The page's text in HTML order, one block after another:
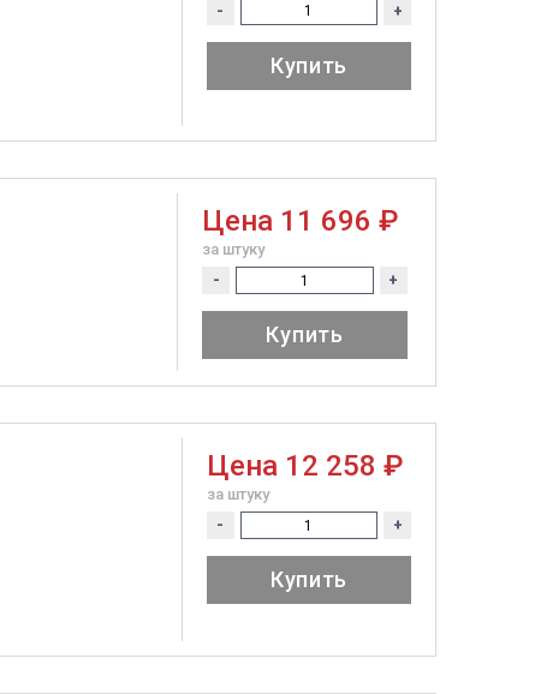
- +
Купить
Цена 11 696 ₽
за штуку
- +
Купить
Цена 12 258 ₽
за штуку
- +
Купить